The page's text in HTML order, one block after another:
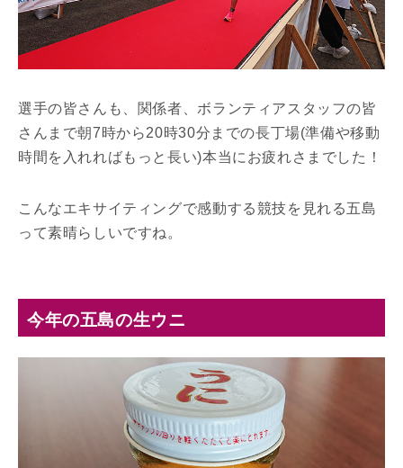
選手の皆さんも、関係者、ボランティアスタッフの皆
さんまで朝7時から20時30分までの長丁場(準備や移動
時間を入れればもっと長い)本当にお疲れさまでした！
こんなエキサイティングで感動する競技を見れる五島
って素晴らしいですね。
今年の五島の生ウニ